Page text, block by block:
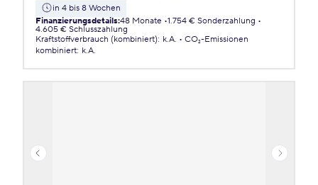
in 4 bis 8 Wochen
Finanzierungsdetails:48 Monate 1.754 € Sonderzahlung
4.605 € Schlusszahlung
Kraftstoffverbrauch (kombiniert): k.A.
CO₂-Emissionen
kombiniert: k.A.